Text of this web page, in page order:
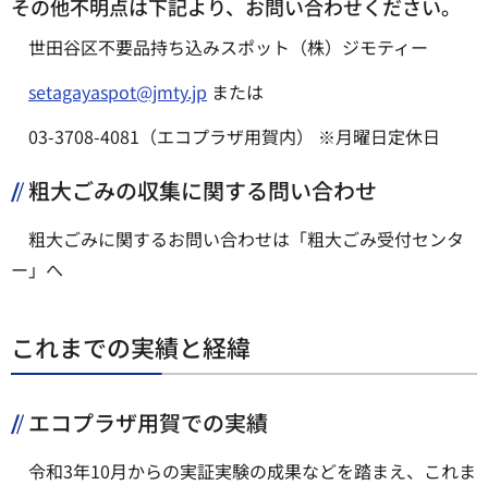
その他不明点は下記より、お問い合わせください。
世田谷区不要品持ち込みスポット（株）ジモティー
setagayaspot@jmty.jp または
03-3708-4081（エコプラザ用賀内） ※月曜日定休日
粗大ごみの収集に関する問い合わせ
粗大ごみに関するお問い合わせは「粗大ごみ受付センタ
ー」へ
これまでの実績と経緯
エコプラザ用賀での実績
令和3年10月からの実証実験の成果などを踏まえ、これま